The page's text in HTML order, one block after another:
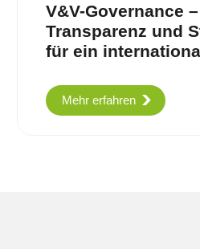
V&V-Governance
Transparenz und
für ein
Mehr erfahren